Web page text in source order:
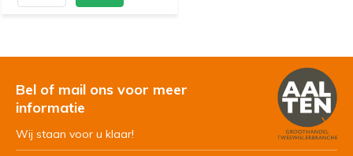
Bel of mail ons voor meer
informatie
Wij staan voor u klaar!